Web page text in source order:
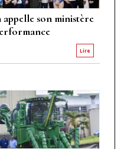
son ministère
Lire